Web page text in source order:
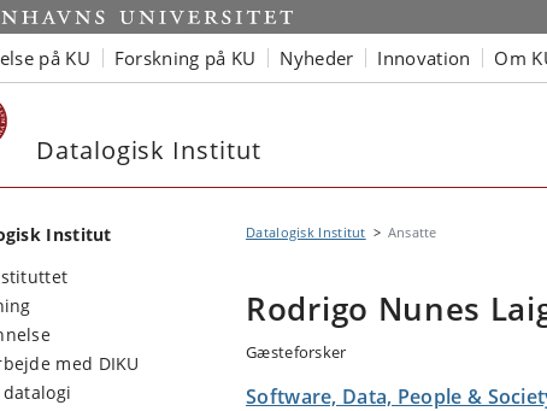
på KU Forskning på KU Nyheder Innovation Om
Datalogisk Institut
Institut
med DIKU
Datalogisk Institut Ansatte
Rodrigo Nunes
Gæsteforsker
Software, Data, People &